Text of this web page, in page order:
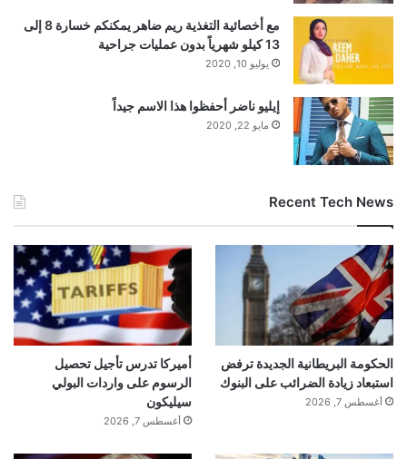
مع أخصائية التغذية ريم ضاهر يمكنكم خسارة 8 إلى
13 كيلو شهرياً بدون عمليات جراحية
يوليو 10, 2020
إيليو ناضر أحفظوا هذا الاسم جيداً
مايو 22, 2020
Recent Tech News
الحكومة البريطانية الجديدة ترفض
استبعاد زيادة الضرائب على البنوك
أغسطس 7, 2026
أميركا تدرس تأجيل تحصيل
الرسوم على واردات البولي
سيليكون
أغسطس 7, 2026